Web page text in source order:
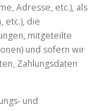
Adresse, etc.), als
etc.), die
mitgeteilte
und sofern wir
Zahlungsdaten
und